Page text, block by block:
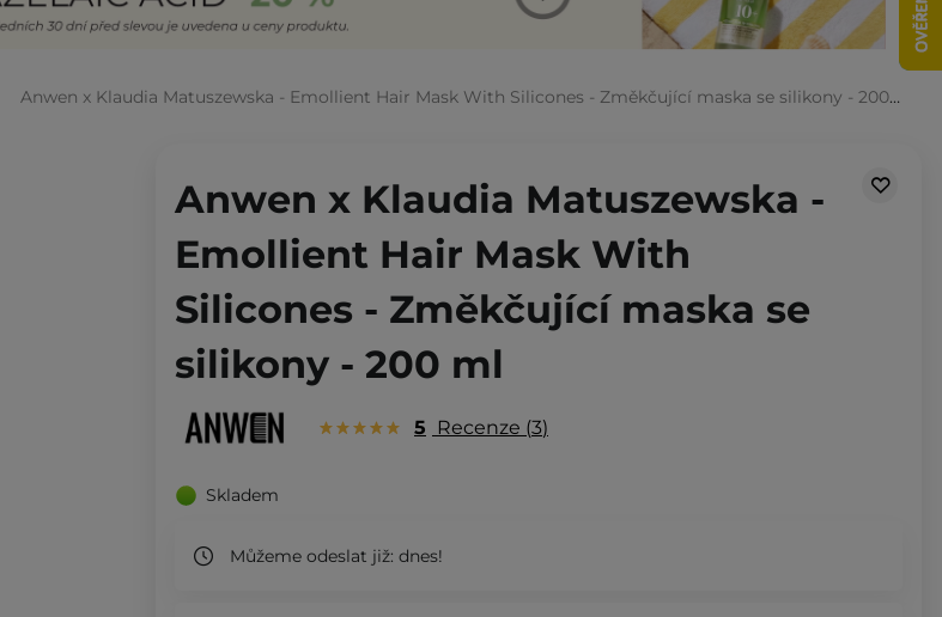
Anwen x Klaudia Matuszewska - Emollient Hair Mask With Silicones - Změkčující maska se silikony - 200 ml
Anwen x Klaudia Matuszewska -
Emollient Hair Mask With
Silicones - Změkčující maska se
silikony - 200 ml
5 Recenze 3
Skladem
Můžeme odeslat již: dnes!